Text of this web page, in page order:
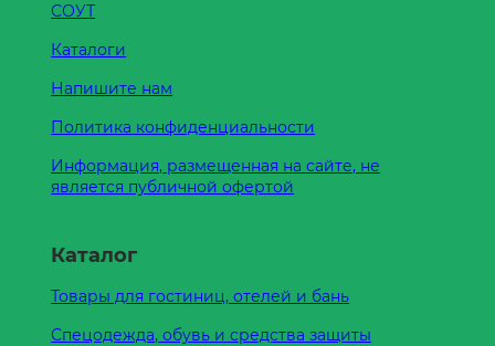
СОУТ
Каталоги
Напишите нам
Политика конфиденциальности
Информация, размещенная на сайте, не
является публичной офертой
Каталог
Товары для гостиниц, отелей и бань
Спецодежда, обувь и средства защиты